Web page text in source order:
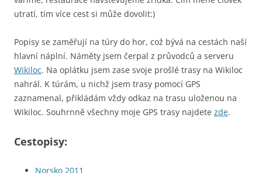
utratí, tím více cest si může dovolit:)
Popisy se zaměřují na túry do hor, což bývá na cestách naší
hlavní náplní. Náměty jsem čerpal z průvodců a serveru
Wikiloc. Na oplátku jsem zase svoje prošlé trasy na Wikiloc
nahrál. K túrám, u nichž jsem trasy pomocí GPS
zaznamenal, přikládám vždy odkaz na trasu uloženou na
Wikiloc. Souhrnně všechny moje GPS trasy najdete zde.
Cestopisy:
Norsko 2011